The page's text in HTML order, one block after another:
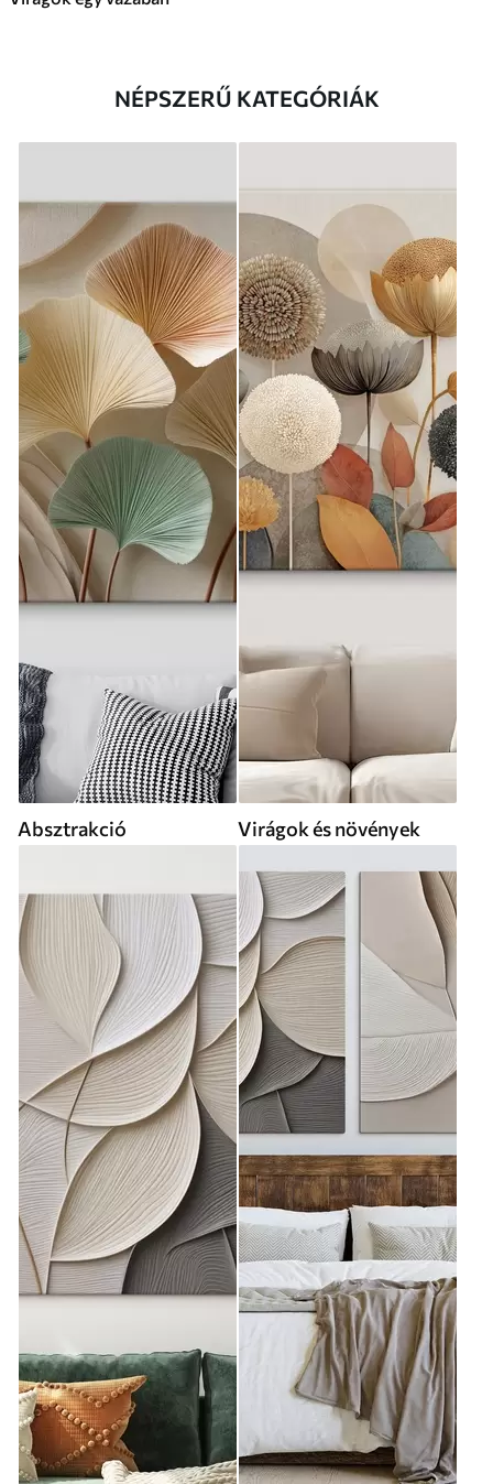
NÉPSZERŰ KATEGÓRIÁK
Absztrakció Virágok és növények